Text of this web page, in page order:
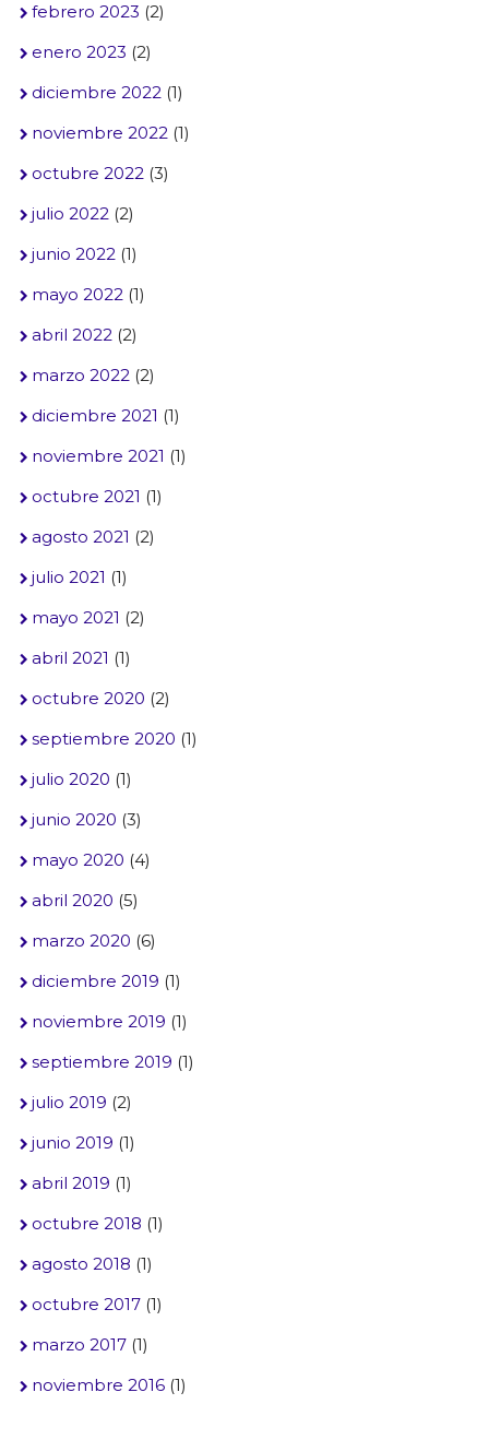
febrero 2023 (2)
enero 2023 (2)
diciembre 2022(1)
noviembre 2022(1)
octubre 2022(3)
julio 2022(2)
junio 2022(1)
mayo 2022(1)
abril 2022(2)
marzo 2022(2)
diciembre 2021 (1)
noviembre 2021 (1)
octubre 2021 (1)
agosto 2021 (2)
julio 2021 (1)
mayo 2021 (2)
abril 2021 (1)
octubre 2020 (2)
septiembre 2020 (1)
julio 2020 (1)
junio 2020 (3)
mayo 2020 (4)
abril 2020 (5)
marzo 2020 (6)
diciembre 2019 (1)
noviembre 2019 (1)
septiembre 2019 (1)
julio 2019 (2)
junio 2019 (1)
abril 2019 (1)
octubre 2018 (1)
agosto 2018 (1)
octubre 2017(1)
marzo 2017(1)
noviembre 2016(1)